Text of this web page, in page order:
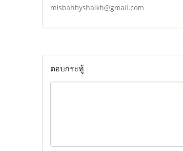
misbahhyshaikh@gmail.com
ตอบกระทู้